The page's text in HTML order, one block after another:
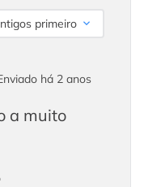
primeiro
há 2 anos
a muito